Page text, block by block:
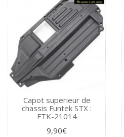
Capot superieur de
chassis Funtek STX :
FTK-21014
9,90€